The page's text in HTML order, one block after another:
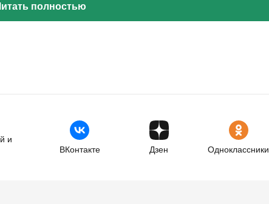
полностью
и
ВКонтакте Дзен Одноклассники